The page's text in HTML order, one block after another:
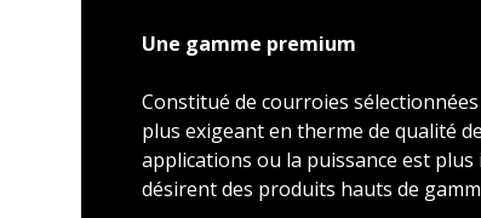
Une gamme premium
Constitué de courroies
plus exigeant en therme de qualité
applications ou la puissance est
désirent des produits hauts de